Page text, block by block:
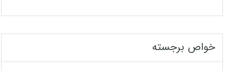
خواص برجسته